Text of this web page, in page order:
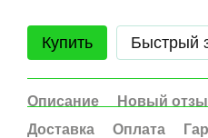
Купить Быстрый
Описание Новый
Доставка
Оплата